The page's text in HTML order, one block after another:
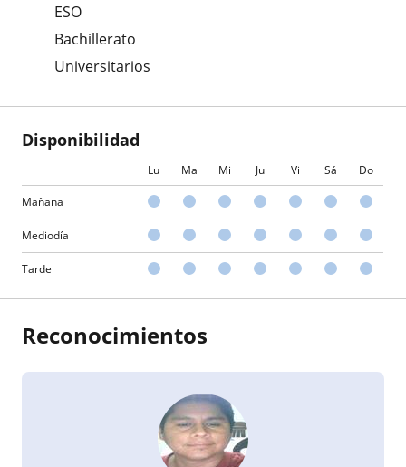
ESO
Bachillerato
Universitarios
Disponibilidad
Lu Ma Mi Ju Vi Sá Do
Mañana
Mediodía
Tarde
Reconocimientos